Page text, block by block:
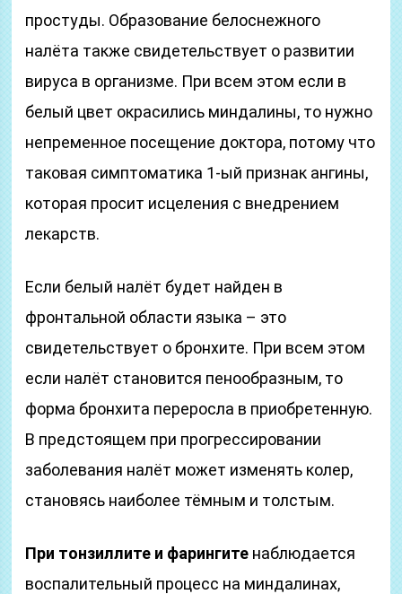
простуды. Образование белоснежного
налёта также свидетельствует о развитии
вируса в организме. При всем этом если в
белый цвет окрасились миндалины, то нужно
непременное посещение доктора, потому что
таковая симптоматика 1-ый признак ангины,
которая просит исцеления с внедрением
лекарств.
Если белый налёт будет найден в
фронтальной области языка – это
свидетельствует о бронхите. При всем этом
если налёт становится пенообразным, то
форма бронхита переросла в приобретенную.
В предстоящем при прогрессировании
заболевания налёт может изменять колер,
становясь наиболее тёмным и толстым.
При тонзиллите и фарингите наблюдается
воспалительный процесс на миндалинах,